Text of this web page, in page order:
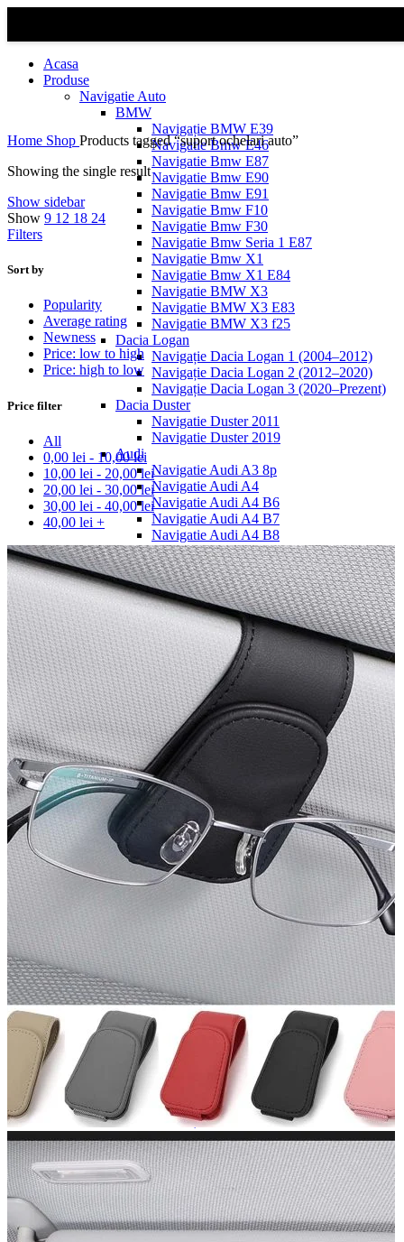
Acasa
Produse
Navigatie Auto
BMW
Navigație BMW E39
Navigatie Bmw E46
Navigatie Bmw E87
Navigatie Bmw E90
Navigatie Bmw E91
Navigatie Bmw F10
Navigatie Bmw F30
Navigatie Bmw Seria 1 E87
Navigatie Bmw X1
Navigatie Bmw X1 E84
Navigatie BMW X3
Navigatie BMW X3 E83
Navigatie BMW X3 f25
Dacia Logan
Navigație Dacia Logan 1 (2004–2012)
Navigație Dacia Logan 2 (2012–2020)
Navigație Dacia Logan 3 (2020–Prezent)
Dacia Duster
Navigatie Duster 2011
Navigatie Duster 2019
Audi
Navigatie Audi A3 8p
Navigatie Audi A4
Navigatie Audi A4 B6
Navigatie Audi A4 B7
Navigatie Audi A4 B8
Navigatie Audi A5
Navigatie Audi A6 C5
Navigatie Audi A6 C6
Navigatie Audi A6 C7
Navigatie Audi Q5
Ford
Navigație Ford Fiesta
Navigație Ford Focus 1
Navigație Ford Focus 2
Navigație Ford Focus MK3
Navigație Ford Mondeo MK3
Navigație Ford Mondeo MK4
Navigație Ford Transit
Mercedes
Navigație Mercedes C Class W203
Navigație Mercedes C Class W204
Navigație Mercedes W203
Navigație Mercedes W204
Navigație Mercedes W211
Navigație Mercedes Sprinter
Passat
Navigație Passat B5
Navigație Passat B5 5
Navigație Passat B6
Navigație Passat B7
Navigație Passat B8
Navigație Passat CC
Skoda
Navigație Skoda Fabia 1
Navigație Skoda Fabia 2
Navigație Skoda Octavia 1
Navigație Skoda Octavia 2
Navigație Skoda Octavia 3
Navigație Skoda Rapid
Navigație Skoda Superb 1
Navigație Skoda Superb 2
Navigație Toyota Avensis T25
Portbagaj Plafon Auto
Sub 350 Litri
Peste 350 Litri
Peste 450 litri
Accesorii auto masina
Accesorii Dacia Duster 3
Home Shop Products tagged “suport ochelari auto”
Showing the single result
Show sidebar
Show 9 12 18 24
Filters
Sort by
Popularity
Average rating
Newness
Price: low to high
Price: high to low
Price filter
All
0,00 lei - 10,00lei
10,00 lei - 20,00lei
20,00 lei - 30,00lei
30,00 lei - 40,00lei
40,00 lei +